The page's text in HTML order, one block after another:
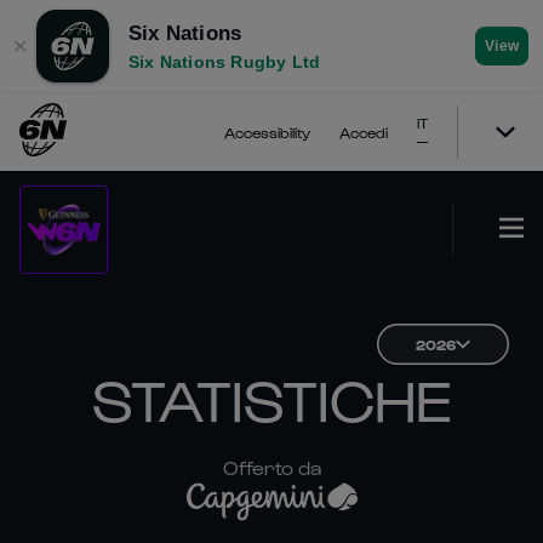
✕
Six Nations
Six Nations Rugby Ltd
View
Accessibility Accedi
IT
2026
STATISTICHE
Offerto da